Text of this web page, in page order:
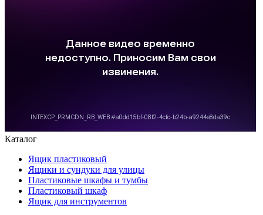
Каталог
Ящик пластиковый
Ящики и сундуки для улицы
Пластиковые шкафы и тумбы
Пластиковый шкаф
Ящик для инструментов